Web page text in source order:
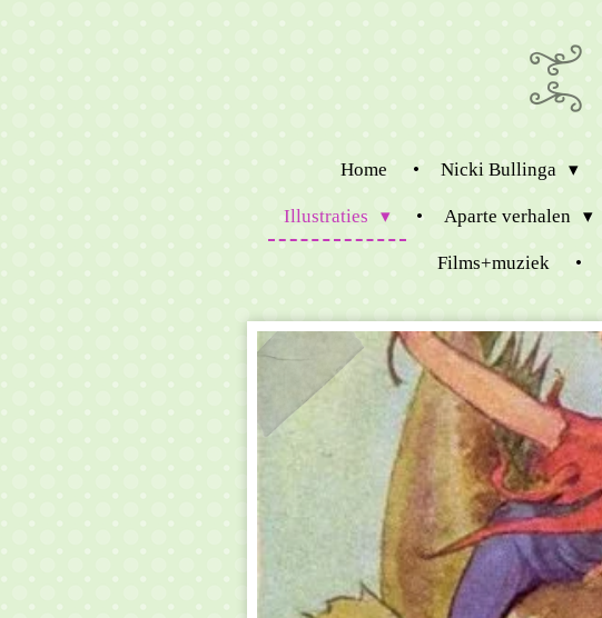
Home Nicki Bullinga
Illustraties Aparte verhalen
Films+muziek